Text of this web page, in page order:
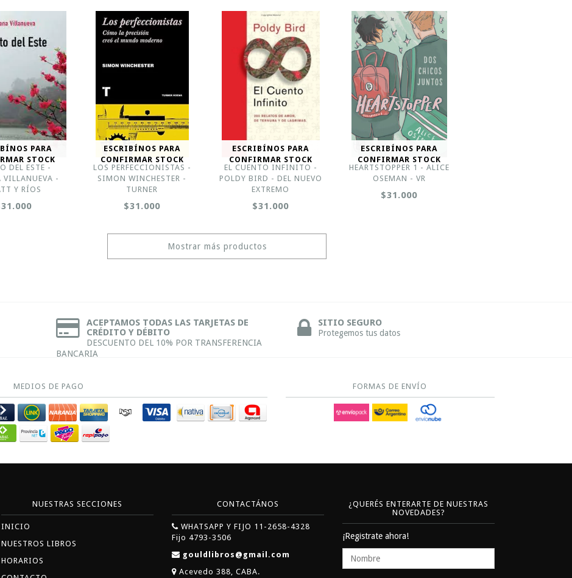
PARA
STOCK
DEL ESTE -
-
Y RÍOS
ESCRIBÍNOS PARA
CONFIRMAR STOCK
LOS PERFECCIONISTAS -
SIMON WINCHESTER -
TURNER
$31.000
ESCRIBÍNOS PARA
CONFIRMAR STOCK
EL CUENTO INFINITO -
POLDY BIRD - DEL NUEVO
EXTREMO
$31.000
ESCRIBÍNOS PARA
CONFIRMAR STOCK
HEARTSTOPPER 1 - ALICE
OSEMAN - VR
$31.000
Mostrar más productos
ACEPTAMOS TODAS LAS TARJETAS DE
CRÉDITO Y DÉBITO
DESCUENTO DEL 10% POR TRANSFERENCIA
BANCARIA
SITIO SEGURO
Protegemos tus datos
MEDIOS DE PAGO FORMAS DE ENVÍO
NUESTRAS SECCIONES
INICIO
NUESTROS LIBROS
HORARIOS
CONTACTÁNOS
WHATSAPP Y FIJO 11-2658-4328
Fijo 4793-3506
gouldlibros@gmail.com
Acevedo 388, CABA.
¿QUERÉS ENTERARTE DE NUESTRAS
NOVEDADES?
¡Registrate ahora!